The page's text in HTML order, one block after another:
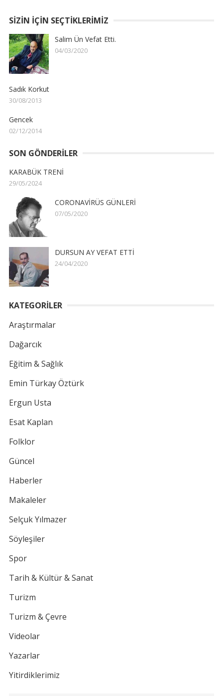
SIZIN İÇIN SEÇTIKLERIMIZ
Salim Ün Vefat Etti.
04/03/2020
Sadık Korkut
30/08/2013
Gencek
02/12/2014
SON GÖNDERILER
KARABÜK TRENİ
29/05/2024
CORONAVİRÜS GÜNLERİ
07/05/2020
DURSUN AY VEFAT ETTİ
24/04/2020
KATEGORİLER
Araştırmalar
Dağarcık
Eğitim & Sağlık
Emin Türkay Öztürk
Ergun Usta
Esat Kaplan
Folklor
Güncel
Haberler
Makaleler
Selçuk Yılmazer
Söyleşiler
Spor
Tarih & Kültür & Sanat
Turizm
Turizm & Çevre
Videolar
Yazarlar
Yitirdiklerimiz